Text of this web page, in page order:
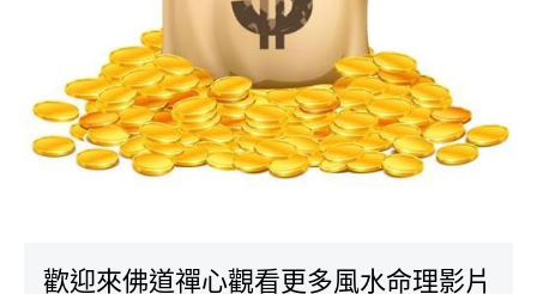
歡迎來佛道禪心觀看更多風水命理影片